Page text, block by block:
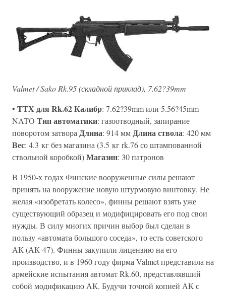
Valmet / Sako Rk.95 (складной приклад), 7.62?39mm
• ТТХ для Rk.62Калибр: 7.62?39mm или 5.56?45mm
NATO Тип автоматики: газоотводный, запирание
поворотом затвораДлина: 914 ммДлина ствола: 420 мм
Вес: 4.3 кг без магазина (3.5 кг rk.76 со штампованной
ствольной коробкой)Магазин: 30 патронов
В 1950-х годах Финские вооруженные силы решают
принять на вооружение новую штурмовую винтовку. Не
желая «изобретать колесо», финны решают взять уже
существующий образец и модифицировать его под свои
нужды. В силу многих причин выбор был сделан в
пользу «автомата большого соседа», то есть советского
АК (АК-47). Финны закупили лицензию на его
производство, и в 1960 году фирма Valmet представила на
армейские испытания автомат Rk.60, представлявший
собой модификацию АК. Будучи точной копией АК с